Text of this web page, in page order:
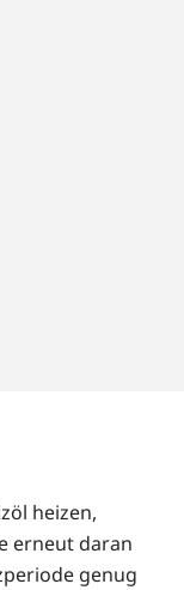
heizen,
erneut daran
genug